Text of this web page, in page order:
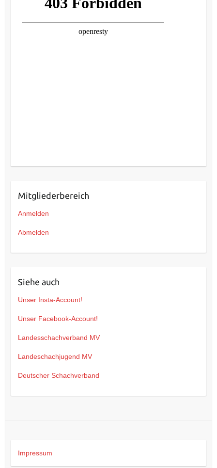
Mitgliederbereich
Anmelden
Abmelden
Siehe auch
Unser Insta-Account!
Unser Facebook-Account!
Landesschachverband MV
Landeschachjugend MV
Deutscher Schachverband
Impressum